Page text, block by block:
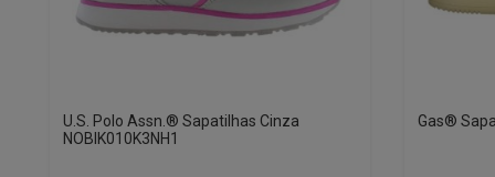
U.S. Polo Assn.® Sapatilhas Cinza
NOBIK010K3NH1
Gas®